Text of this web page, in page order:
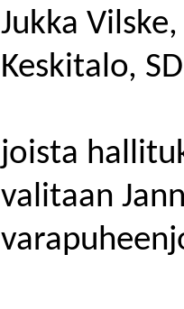
Jukka Vilske,
Keskitalo,
joista
valitaan